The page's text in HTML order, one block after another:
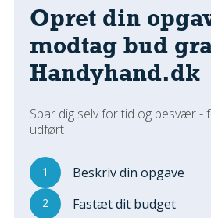
Tips Og Tests
VVS
Montage Og Udskiftning
Reparation Og Vedligehold
Varme Og Energi
Andet
MALER
Indendørs
Udendørs
Opret din
modtag bud
Handyhand.dk
Spar dig selv for tid og besvær -
udført
1 Beskriv din opgave
2 Fastæt dit budget